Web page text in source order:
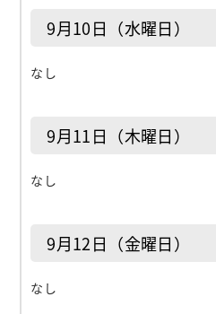
9月10日（水曜日）
なし
9月11日（木曜日）
なし
9月12日（金曜日）
なし